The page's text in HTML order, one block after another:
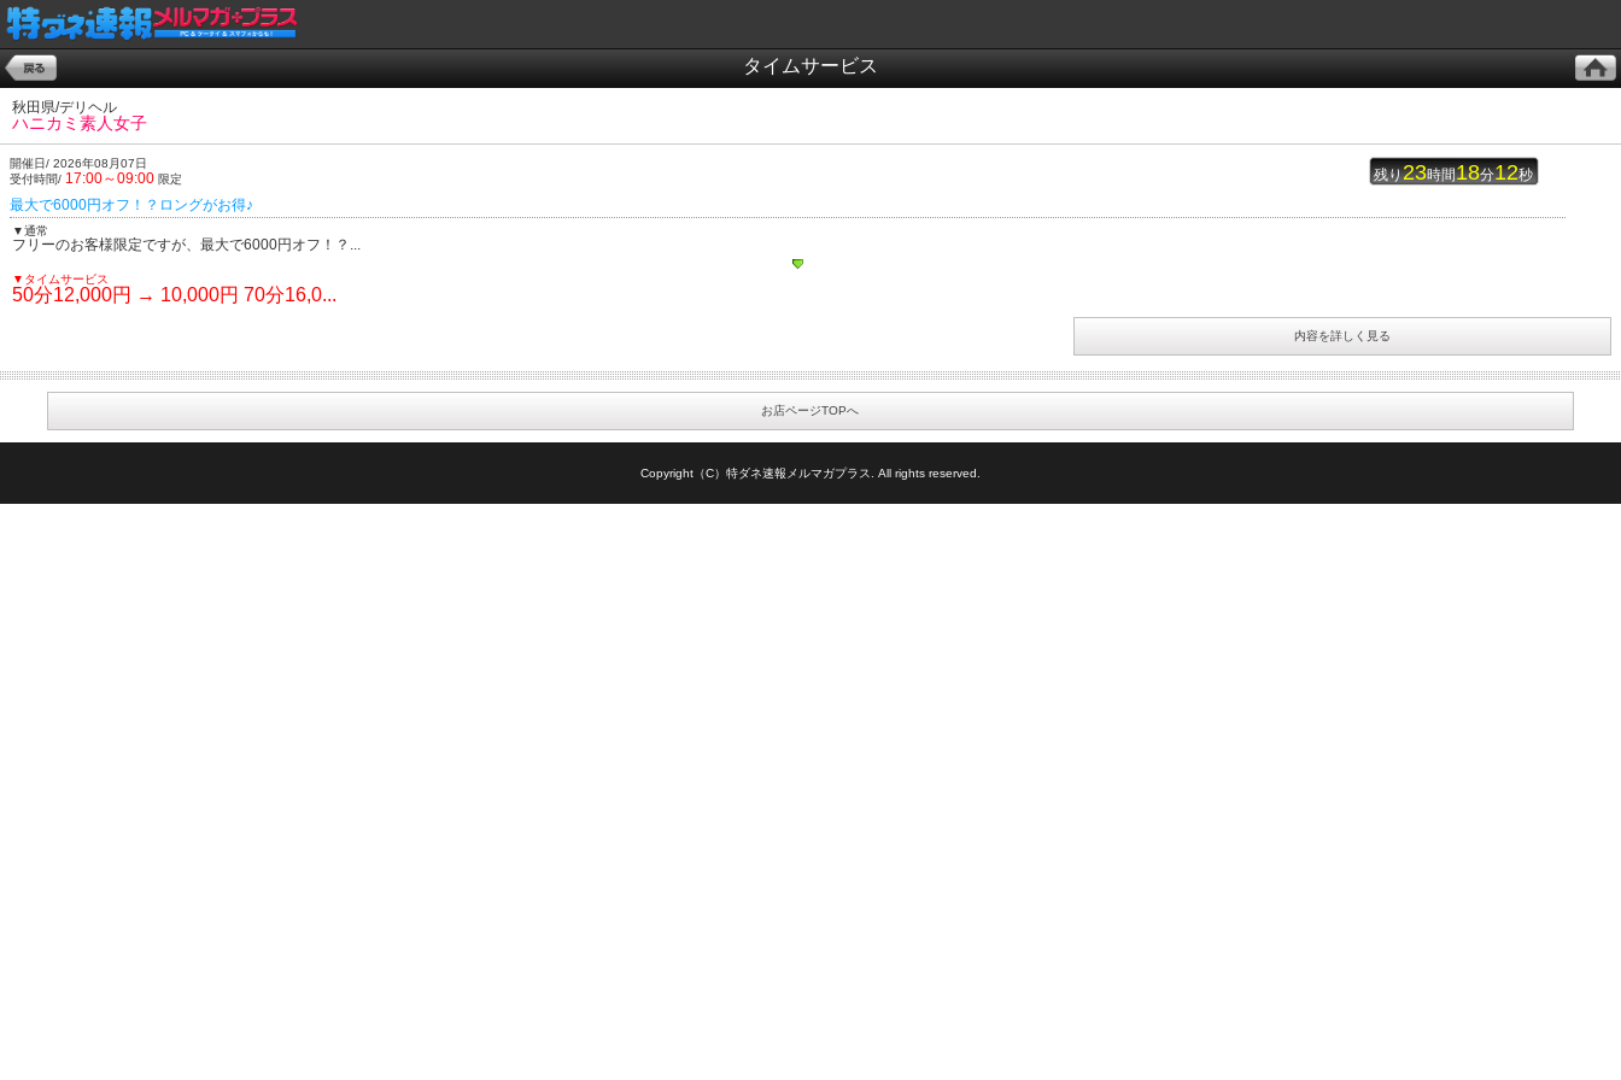
タイムサービス
秋田県/デリヘル
ハニカミ素人女子
開催日/ 2026年08月07日
受付時間/ 17:00～09:00 限定 残り23時間18分12秒
最大で6000円オフ！？ロングがお得♪
▼通常
フリーのお客様限定ですが、最大で6000円オフ！？...
▼タイムサービス
50分12,000円 → 10,000円 70分16,0...
内容を詳しく見る
お店ページTOPへ
Copyright（C）特ダネ速報メルマガプラス. All rights reserved.